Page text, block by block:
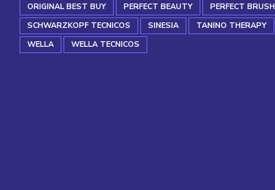
ORIGINAL BEST BUY
PERFECT BEAUTY PERFECT BRUSH
SCHWARZKOPF TECNICOS
SINESIA TANINO THERAPY
WELLA
WELLA TECNICOS